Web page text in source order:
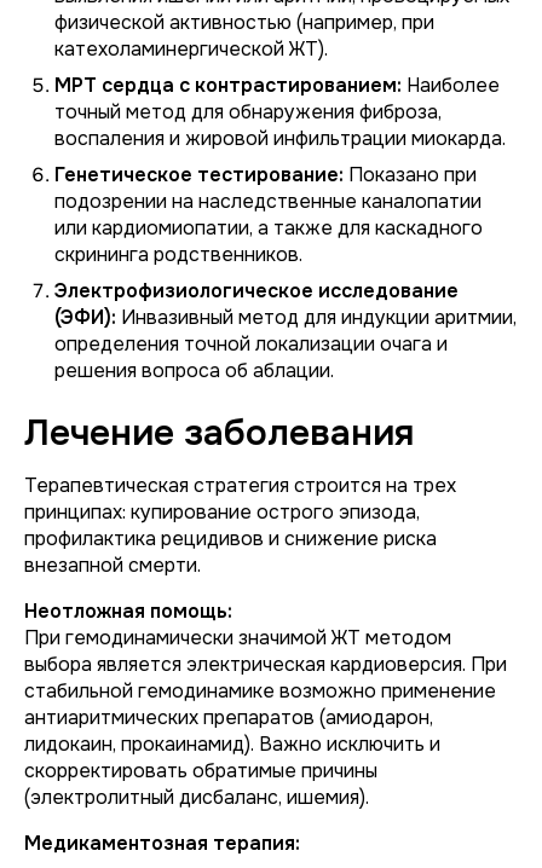
физической активностью (например, при
катехоламинергической ЖТ).
МРТ сердца с контрастированием: Наиболее
точный метод для обнаружения фиброза,
воспаления и жировой инфильтрации миокарда.
Генетическое тестирование: Показано при
подозрении на наследственные каналопатии
или кардиомиопатии, а также для каскадного
скрининга родственников.
Электрофизиологическое исследование
(ЭФИ): Инвазивный метод для индукции аритмии,
определения точной локализации очага и
решения вопроса об аблации.
Лечение заболевания
Терапевтическая стратегия строится на трех
принципах: купирование острого эпизода,
профилактика рецидивов и снижение риска
внезапной смерти.
Неотложная помощь:
При гемодинамически значимой ЖТ методом
выбора является электрическая кардиоверсия. При
стабильной гемодинамике возможно применение
антиаритмических препаратов (амиодарон,
лидокаин, прокаинамид). Важно исключить и
скорректировать обратимые причины
(электролитный дисбаланс, ишемия).
Медикаментозная терапия: